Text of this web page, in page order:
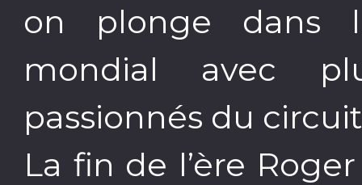
on plonge dans
mondial avec
passionnés du
La fin de l’ère